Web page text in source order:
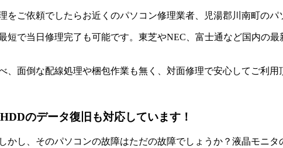
をご依頼でしたらお近くのパソコン修理業者、児湯郡川南町の
短で当日修理完了も可能です。東芝やNEC、富士通など国内の
、面倒な配線処理や梱包作業も無く、対面修理で安心してご利用
のデータ復旧も対応しています！
かし、そのパソコンの故障はただの故障でしょうか？液晶モニ